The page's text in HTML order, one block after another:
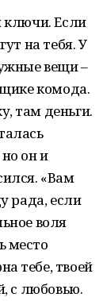
ключи. Если
на тебя. У
вещи –
комода.
там деньги.
он и
«Вам
рада, если
воля
место
тебе, твоей
с любовью.